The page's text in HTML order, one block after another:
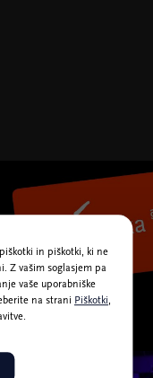
in piškotki, ki ne
Z vašim soglasjem pa
vaše uporabniške
na strani Piškotki,